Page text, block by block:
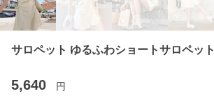
サロペット ゆるふわショートサロペット
5,640 円